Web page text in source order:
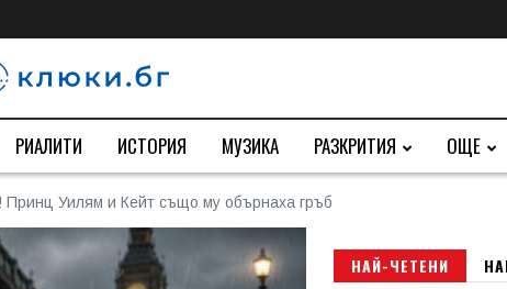
РИАЛИТИ ИСТОРИЯ МУЗИКА РАЗКРИТИЯ ОЩЕ
Принц Уилям и Кейт също му обърнаха гръб
НАЙ-ЧЕТЕНИ